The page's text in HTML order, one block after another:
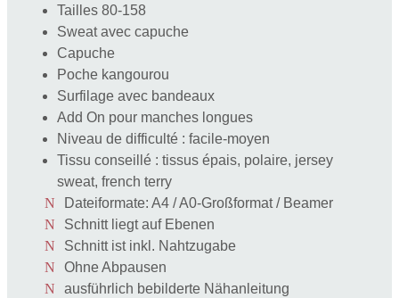
Tailles 80-158
Sweat avec capuche
Capuche
Poche kangourou
Surfilage avec bandeaux
Add On pour manches longues
Niveau de difficulté : facile-moyen
Tissu conseillé : tissus épais, polaire, jersey
sweat, french terry
Dateiformate: A4 / A0-Großformat / Beamer
Schnitt liegt auf Ebenen
Schnitt ist inkl. Nahtzugabe
Ohne Abpausen
ausführlich bebilderte Nähanleitung